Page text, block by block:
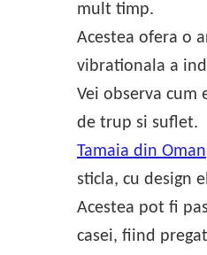
mult timp.
Acestea ofera o
vibrationala a
Vei observa cum
de trup si suflet.
Tamaia din Oman
sticla, cu design
Acestea pot fi
casei, fiind